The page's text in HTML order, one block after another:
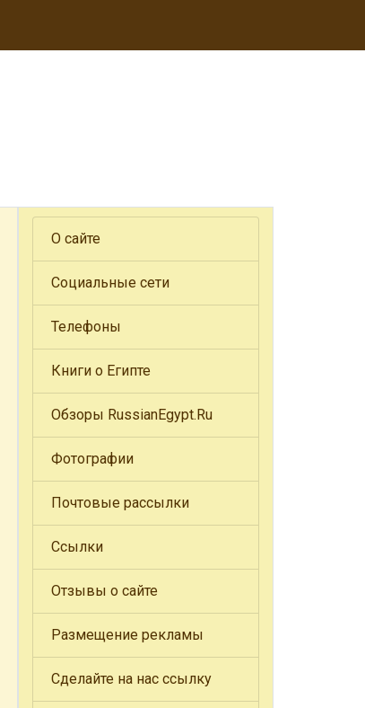
О сайте
Социальные сети
Телефоны
Книги о Египте
Обзоры RussianEgypt.Ru
Фотографии
Почтовые рассылки
Ссылки
Отзывы о сайте
Размещение рекламы
Сделайте на нас ссылку